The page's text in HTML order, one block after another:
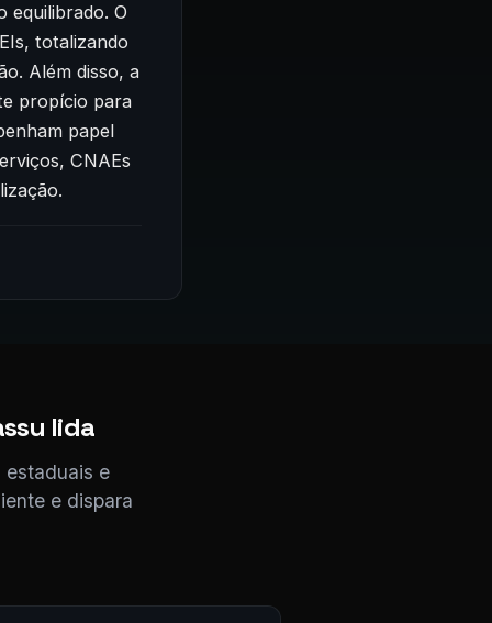
equilibrado. O
totalizando
Além disso, a
propício para
papel
CNAEs
lida
estaduais e
e dispara